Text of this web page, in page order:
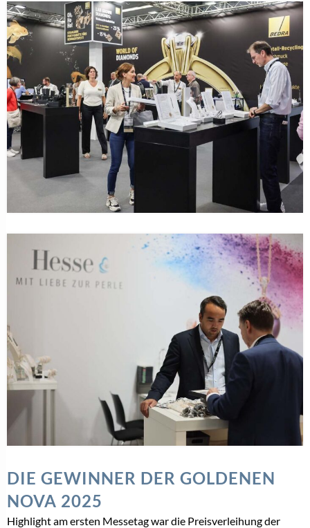
DIE GEWINNER DER GOLDENEN
NOVA 2025
Highlight am ersten Messetag war die Preisverleihung der